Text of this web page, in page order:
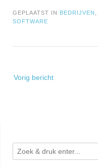
GEPLAATST IN BEDRIJVEN
SOFTWARE
navigatie
Vorig bericht